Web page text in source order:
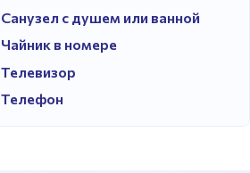
Санузел с душем или ванной
Чайник в номере
Телевизор
Телефон